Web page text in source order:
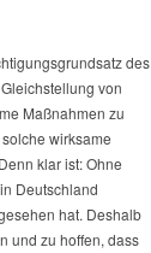
des
von
Maßnahmen zu
wirksame
klar ist: Ohne
Deutschland
hat. Deshalb
und zu hoffen, dass